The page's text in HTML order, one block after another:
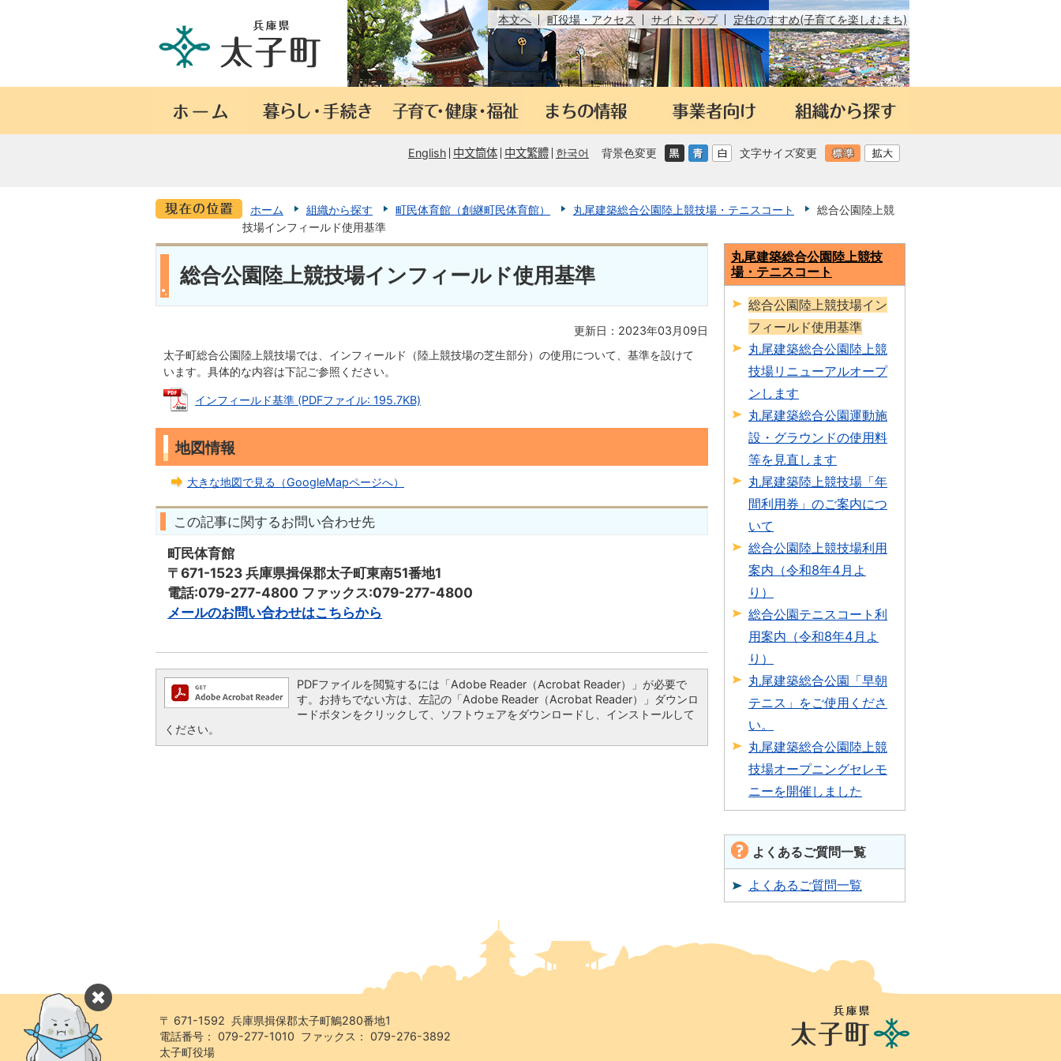
本文へ 町役場・アクセス サイトマップ 定住のすすめ(子育てを楽しむまち)
English 中文筒体 中文繁體 한국어 背景色変更 文字サイズ変更
ホーム 組織から探す 町民体育館（創継町民体育館） 丸尾建築総合公園陸上競技場・テニスコート
総合公園陸上競
技場インフィールド使用基準
総合公園陸上競技場インフィールド使用基準
更新日：2023年03月09日
太子町総合公園陸上競技場では、インフィールド（陸上競技場の芝生部分）の使用について、基準を設けて
います。具体的な内容は下記ご参照ください。
インフィールド基準 (PDFファイル: 195.7KB)
地図情報
大きな地図で見る（GoogleMapページへ）
この記事に関するお問い合わせ先
町民体育館
〒671-1523 兵庫県揖保郡太子町東南51番地1
電話:079-277-4800 ファックス:079-277-4800
メールのお問い合わせはこちらから
PDFファイルを閲覧するには「Adobe Reader（Acrobat Reader）」が必要で
す。お持ちでない方は、左記の「Adobe Reader（Acrobat Reader）」ダウンロ
ードボタンをクリックして、ソフトウェアをダウンロードし、インストールして
ください。
丸尾建築総合公園陸上競技
場・テニスコート
総合公園陸上競技場イン
フィールド使用基準
丸尾建築総合公園陸上競
技場リニューアルオープ
ンします
丸尾建築総合公園運動施
設・グラウンドの使用料
等を見直します
丸尾建築陸上競技場「年
間利用券」のご案内につ
いて
総合公園陸上競技場利用
案内（令和8年4月よ
り）
総合公園テニスコート利
用案内（令和8年4月よ
り）
丸尾建築総合公園「早朝
テニス」をご使用くださ
い。
丸尾建築総合公園陸上競
技場オープニングセレモ
ニーを開催しました
よくあるご質問一覧
よくあるご質問一覧
庫
県
〒 671-1592 兵庫県揖保郡太子町鵤280番地1
電話番号： 079-277-1010 ファックス： 079-276-3892
太子町役場